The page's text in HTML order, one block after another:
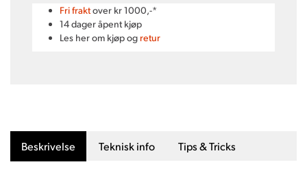
Fri fraktover kr 1000,-*
14 dager åpent kjøp
Les her om kjøp og retur
Beskrivelse Teknisk info Tips & Tricks